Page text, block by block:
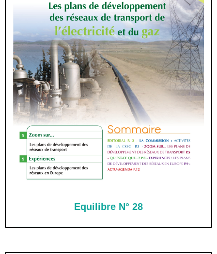
Equilibre N° 28